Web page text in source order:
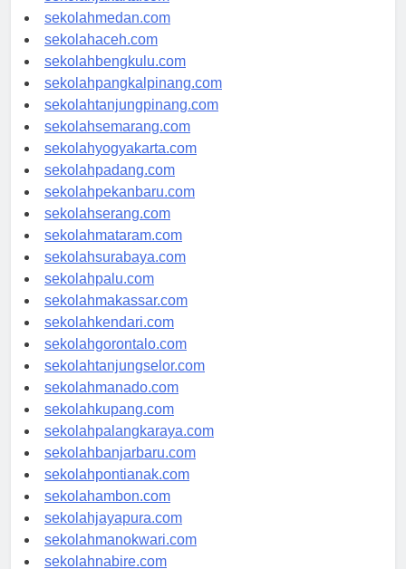
sekolahjakarta.com
sekolahmedan.com
sekolahaceh.com
sekolahbengkulu.com
sekolahpangkalpinang.com
sekolahtanjungpinang.com
sekolahsemarang.com
sekolahyogyakarta.com
sekolahpadang.com
sekolahpekanbaru.com
sekolahserang.com
sekolahmataram.com
sekolahsurabaya.com
sekolahpalu.com
sekolahmakassar.com
sekolahkendari.com
sekolahgorontalo.com
sekolahtanjungselor.com
sekolahmanado.com
sekolahkupang.com
sekolahpalangkaraya.com
sekolahbanjarbaru.com
sekolahpontianak.com
sekolahambon.com
sekolahjayapura.com
sekolahmanokwari.com